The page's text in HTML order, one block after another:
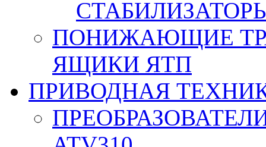
ПОНИЖАЮЩИЕ
ЯЩИКИ ЯТП
ПРИВОДНАЯ